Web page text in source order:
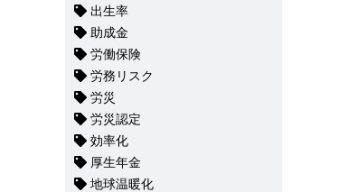
出生率
助成金
労働保険
労務リスク
労災
労災認定
効率化
厚生年金
地球温暖化